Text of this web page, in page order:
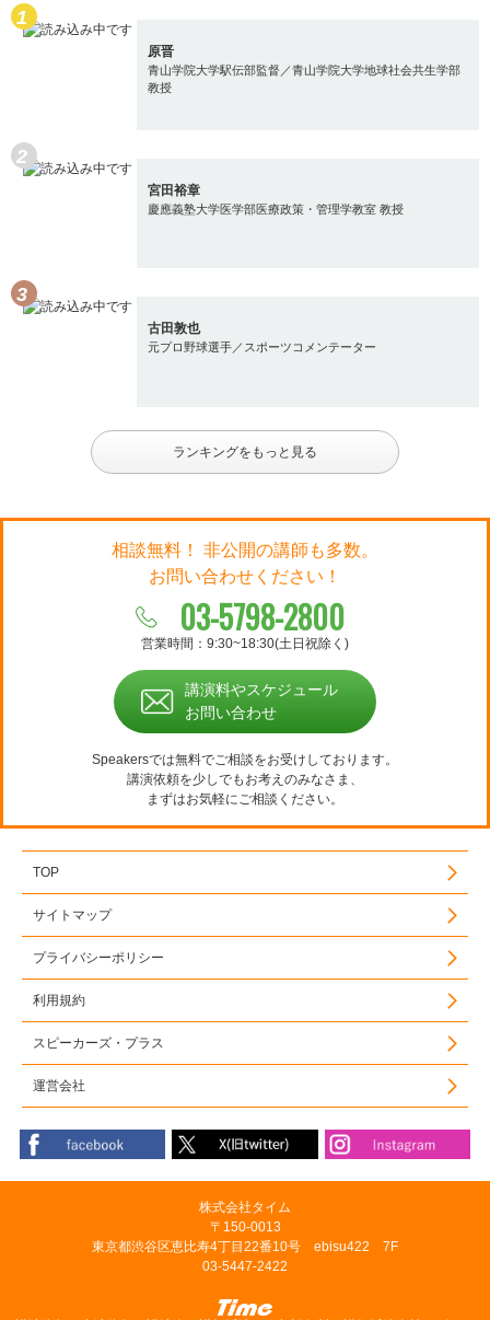
原晋
青山学院大学駅伝部監督／青山学院大学地球社会共生学部
教授
宮田裕章
慶應義塾大学医学部医療政策・管理学教室 教授
古田敦也
元プロ野球選手／スポーツコメンテーター
ランキングをもっと見る
相談無料！ 非公開の講師も多数。
お問い合わせください！
03-5798-2800
営業時間：9:30~18:30(土日祝除く)
講演料やスケジュール
お問い合わせ
Speakersでは無料でご相談をお受けしております。
講演依頼を少しでもお考えのみなさま、
まずはお気軽にご相談ください。
TOP
サイトマップ
プライバシーポリシー
利用規約
スピーカーズ・プラス
運営会社
株式会社タイム
〒150-0013
東京都渋谷区恵比寿4丁目22番10号 ebisu422 7F
03-5447-2422